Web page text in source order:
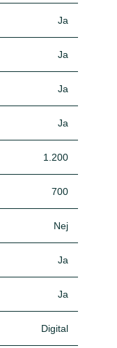
Ja
Ja
Ja
Ja
1.200
700
Nej
Ja
Ja
Digital